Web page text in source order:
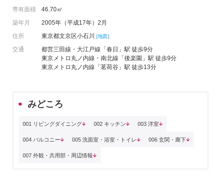
専有面積
46.70㎡
築年月
2005年（平成17年）2月
住所
東京都文京区小石川 [地図]
交通
都営三田線・大江戸線「春日」駅 徒歩9分
東京メトロ丸ノ内線・南北線「後楽園」駅 徒歩9分
東京メトロ丸ノ内線「茗荷谷」駅 徒歩13分
みどころ
001 リビングダイニング 002 キッチン 003 洋室
004 バルコニー 005 洗面室・浴室・トイレ 006 玄関・廊下
007 外観・共用部・周辺情報